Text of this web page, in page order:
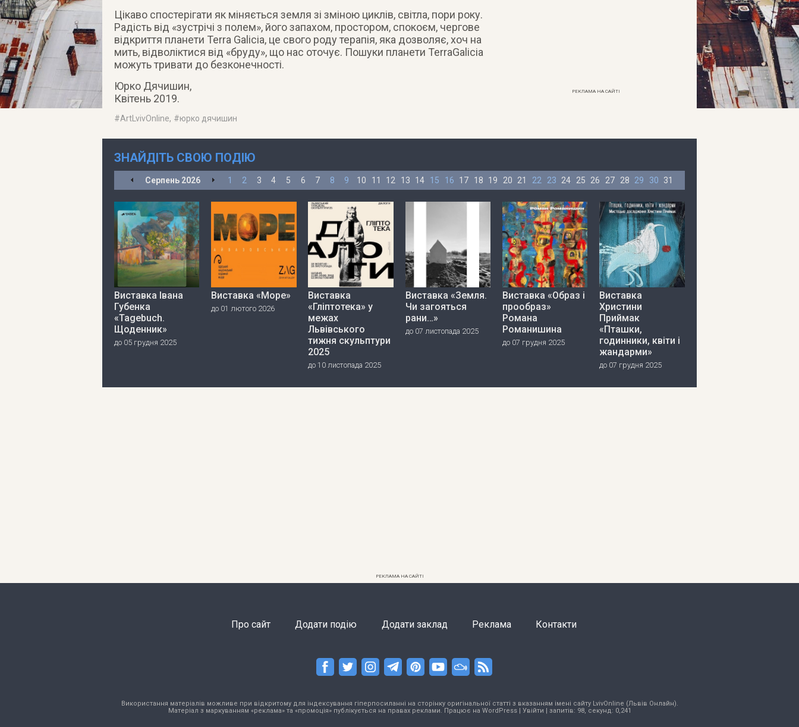
Цікаво спостерігати як міняється земля зі зміною циклів, світла, пори року.
Радість від «зустрічі з полем», його запахом, простором, спокоєм, чергове
відкриття планети Terra Galicia, це свого роду терапія, яка дозволяє, хоч на
мить, відволіктися від «бруду», що нас оточує. Пошуки планети TerraGalicia
можуть тривати до безконечності.
Юрко Дячишин,
Квітень 2019.
#ArtLvivOnline, #юрко дячишин
РЕКЛАМА НА САЙТІ
ЗНАЙДІТЬ СВОЮ ПОДІЮ
Серпень 2026 1 2 3 4 5 6 7 8 9 10 11 12 13 14 15 16 17 18 19 20 21 22 23 24 25 26 27 28 29 30 31
Виставка Івана
Губенка
«Tagebuch.
Щоденник»
до 05 грудня 2025
Виставка «Море»
до 01 лютого 2026
Виставка
«Гліптотека» у
межах
Львівського
тижня скульптури
2025
до 10 листопада 2025
Виставка «Земля.
Чи загояться
рани…»
до 07 листопада 2025
Виставка «Образ і
прообраз»
Романа
Романишина
до 07 грудня 2025
Виставка
Христини
Приймак
«Пташки,
годинники, квіти і
жандарми»
до 07 грудня 2025
РЕКЛАМА НА САЙТІ
Про сайт Додати подію Додати заклад Реклама Контакти
Використання матеріалів можливе при відкритому для індексування гіперпосиланні на сторінку оригінальної статті з вказанням імені сайту LvivOnline (Львів Онлайн).
Матеріал з маркуванням «реклама» та «промоція» публікується на правах реклами. Працює на WordPress| Увійти | запитів: 98, секунд: 0,241